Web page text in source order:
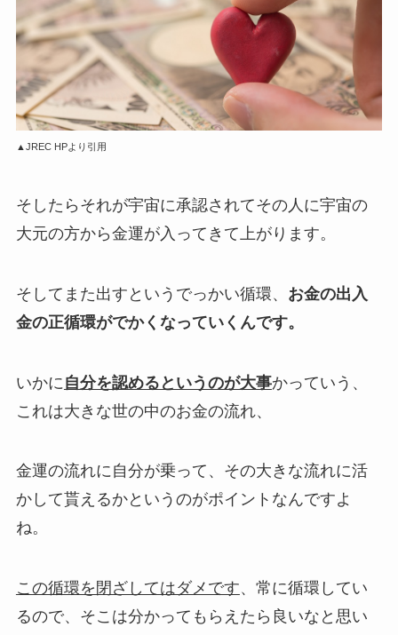
▲JREC HPより引用
そしたらそれが宇宙に承認されてその人に宇宙の
大元の方から金運が入ってきて 上がります。
そしてまた出すというでっかい循環、 お金の出入
金の正循環がでかくなっていくんです。
いかに 自分を認めるというのが大事かっていう、
これは大きな世の中のお金の流れ、
金運の流れに自分が乗って、その大きな流れに活
かして貰えるかというのがポイントなんですよ
ね。
この循環を閉ざしてはダメです、常に循環してい
るので、 そこは分かってもらえたら良いなと思い